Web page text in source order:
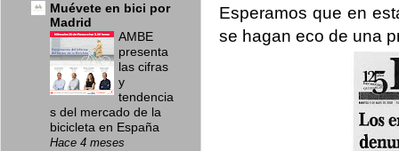
Esperamos que en
se hagan eco de una
Muévete en bici por
Madrid
AMBE
presenta
las cifras
y
tendencia
s del mercado de la
bicicleta en España
Hace 4 meses